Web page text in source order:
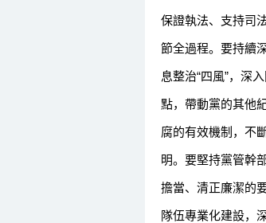
保證執法、支持司
節全過程。要持續
息整治“四風”，深
點，帶動黨的其他
腐的有效機制，不
明。要堅持黨管幹
擔當、清正廉潔的
隊伍專業化建設，